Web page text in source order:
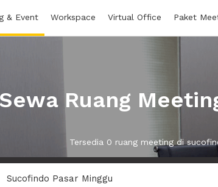
& Event Workspace Virtual Office Paket
Sewa Ruang
Tersedia 0 ruang meeting di